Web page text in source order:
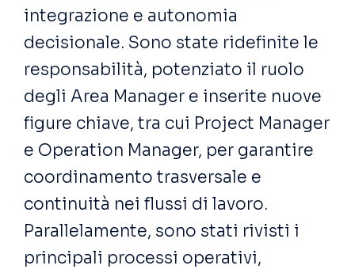
integrazione e autonomia
decisionale. Sono state ridefinite le
responsabilità, potenziato il ruolo
degli Area Manager e inserite nuove
figure chiave, tra cui Project Manager
e Operation Manager, per garantire
coordinamento trasversale e
continuità nei flussi di lavoro.
Parallelamente, sono stati rivisti i
principali processi operativi,